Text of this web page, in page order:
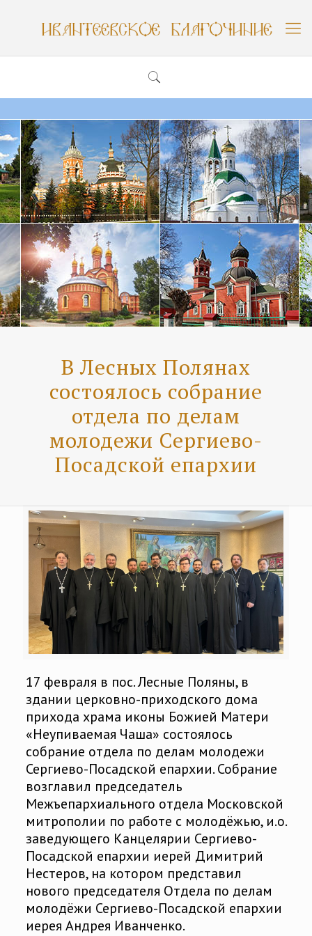
В Лесных Полянах
состоялось собрание
отдела по делам
молодежи Сергиево-
Посадской епархии
17 февраля в пос. Лесные Поляны, в
здании церковно-приходского дома
прихода храма иконы Божией Матери
«Неупиваемая Чаша» состоялось
собрание отдела по делам молодежи
Сергиево-Посадской епархии. Собрание
возглавил председатель
Межъепархиального отдела Московской
митрополии по работе с молодёжью, и.о.
заведующего Канцелярии Сергиево-
Посадской епархии иерей Димитрий
Нестеров, на котором представил
нового председателя Отдела по делам
молодёжи Сергиево-Посадской епархии
иерея Андрея Иванченко.